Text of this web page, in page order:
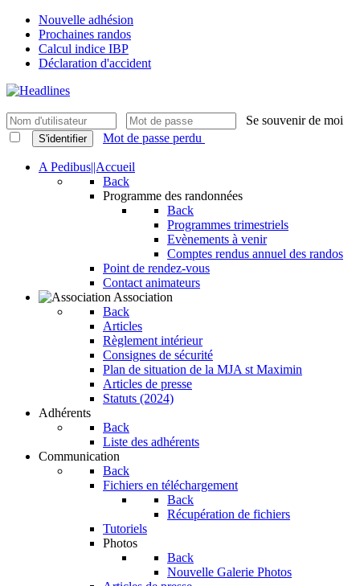
Nouvelle adhésion
Prochaines randos
Calcul indice IBP
Déclaration d'accident
Se souvenir de moi
S'identifier Mot de passe perdu
A Pedibus||Accueil
Back
Programme des randonnées
Back
Programmes trimestriels
Evènements à venir
Comptes rendus annuel des randos
Point de rendez-vous
Contact animateurs
Association
Back
Articles
Règlement intérieur
Consignes de sécurité
Plan de situation de la MJA st Maximin
Articles de presse
Statuts (2024)
Adhérents
Back
Liste des adhérents
Communication
Back
Fichiers en téléchargement
Back
Récupération de fichiers
Tutoriels
Photos
Back
Nouvelle Galerie Photos